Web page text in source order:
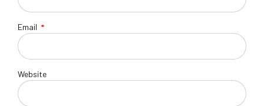
Email *
Website